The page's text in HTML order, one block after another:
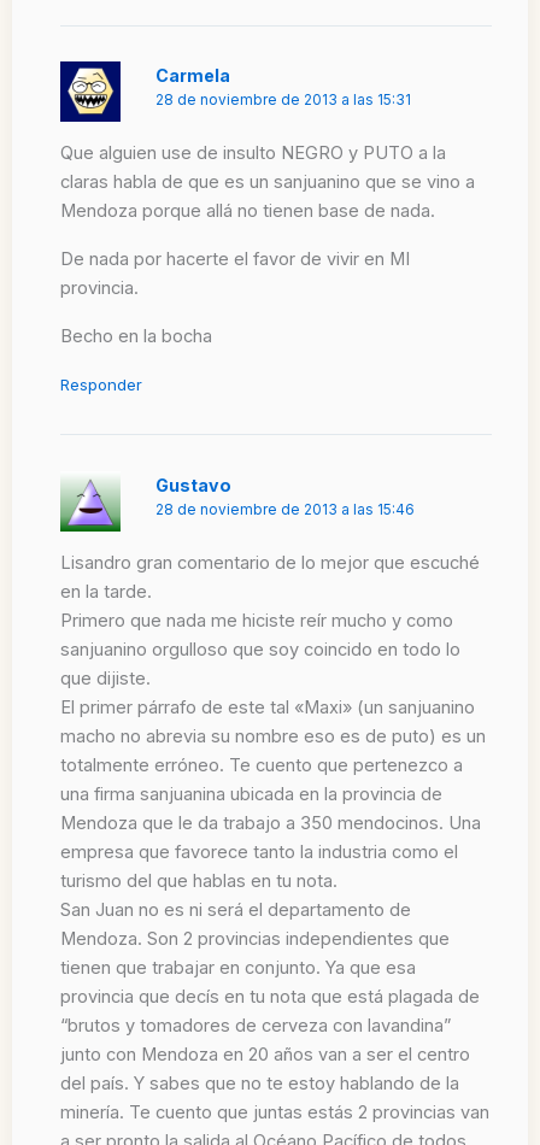
Carmela
28 de noviembre de 2013 a las 15:31
Que alguien use de insulto NEGRO y PUTO a la
claras habla de que es un sanjuanino que se vino a
Mendoza porque allá no tienen base de nada.
De nada por hacerte el favor de vivir en MI
provincia.
Becho en la bocha
Responder
Gustavo
28 de noviembre de 2013 a las 15:46
Lisandro gran comentario de lo mejor que escuché
en la tarde.
Primero que nada me hiciste reír mucho y como
sanjuanino orgulloso que soy coincido en todo lo
que dijiste.
El primer párrafo de este tal «Maxi» (un sanjuanino
macho no abrevia su nombre eso es de puto) es un
totalmente erróneo. Te cuento que pertenezco a
una firma sanjuanina ubicada en la provincia de
Mendoza que le da trabajo a 350 mendocinos. Una
empresa que favorece tanto la industria como el
turismo del que hablas en tu nota.
San Juan no es ni será el departamento de
Mendoza. Son 2 provincias independientes que
tienen que trabajar en conjunto. Ya que esa
provincia que decís en tu nota que está plagada de
“brutos y tomadores de cerveza con lavandina”
junto con Mendoza en 20 años van a ser el centro
del país. Y sabes que no te estoy hablando de la
minería. Te cuento que juntas estás 2 provincias van